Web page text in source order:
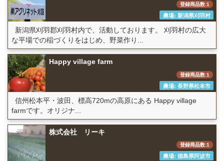
登録商品数:1
農場: 新潟県刈羽村
新潟県刈羽郡刈羽村内で、活動しております。 刈羽村の広大
な平場での稲づくりをはじめ、野菜作り...
Happy village farm
登録商品数:1
農場: 長野県松本市
信州松本平・波田、標高720mの高原にある Happy village
farmです。オリジナ...
株式会社 リーキ
登録商品数:1
農場: 徳島県阿波市